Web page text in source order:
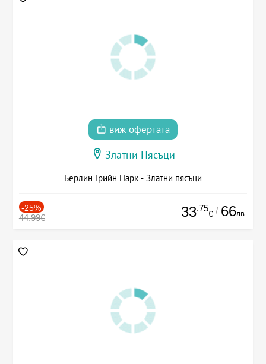
виж офертата
Златни Пясъци
Берлин Грийн Парк - Златни пясъци
-25%
44.99€ 33.75
€ / 66лв.